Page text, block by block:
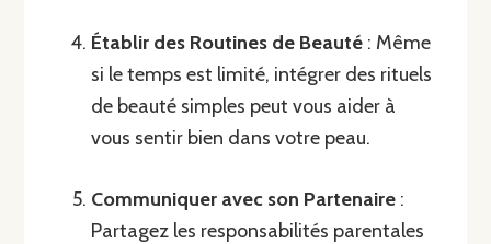
Établir des Routines de Beauté : Même
si le temps est limité, intégrer des rituels
de beauté simples peut vous aider à
vous sentir bien dans votre peau.
Communiquer avec son Partenaire :
Partagez les responsabilités parentales